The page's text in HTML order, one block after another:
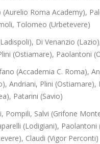
(Aurelio Roma Academy),
Tolomeo (Urbetevere)
Di Venanzio
(Ostiamare), Paolantoni
(Accademia C. Roma),
Andriani, Plini
Patarini (Savio)
Pompili, Salvi (Grifone
(Lodigiani), Paolantoni
Claudi (Vigor Perconti)